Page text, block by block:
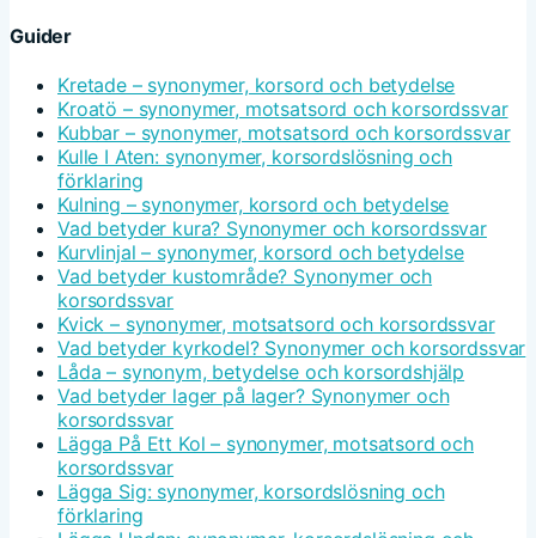
Guider
Kretade – synonymer, korsord och betydelse
Kroatö – synonymer, motsatsord och korsordssvar
Kubbar – synonymer, motsatsord och korsordssvar
Kulle I Aten: synonymer, korsordslösning och
förklaring
Kulning – synonymer, korsord och betydelse
Vad betyder kura? Synonymer och korsordssvar
Kurvlinjal – synonymer, korsord och betydelse
Vad betyder kustområde? Synonymer och
korsordssvar
Kvick – synonymer, motsatsord och korsordssvar
Vad betyder kyrkodel? Synonymer och korsordssvar
Låda – synonym, betydelse och korsordshjälp
Vad betyder lager på lager? Synonymer och
korsordssvar
Lägga På Ett Kol – synonymer, motsatsord och
korsordssvar
Lägga Sig: synonymer, korsordslösning och
förklaring